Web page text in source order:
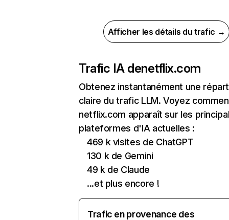
Afficher les détails du trafic →
Trafic IA denetflix.com
Obtenez instantanément une
claire du trafic LLM. Voyez
netflix.com apparaît sur les
plateformes d'IA actuelles :
469 k visites de ChatGPT
130 k de Gemini
49 k de Claude
...et plus encore !
Trafic en provenance des